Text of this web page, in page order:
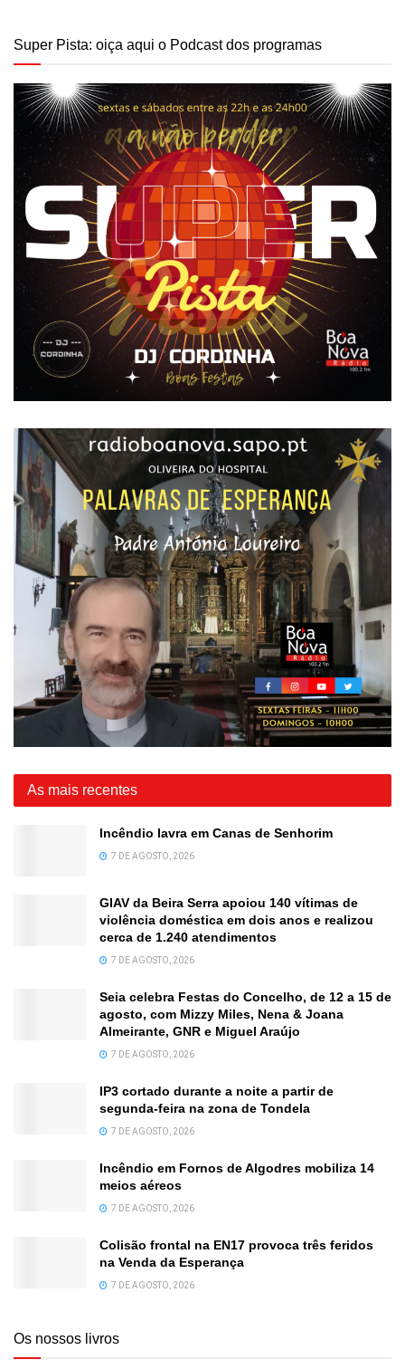
Super Pista: oiça aqui o Podcast dos programas
As mais recentes
Incêndio lavra em Canas de Senhorim
7 DE AGOSTO, 2026
GIAV da Beira Serra apoiou 140 vítimas de
violência doméstica em dois anos e realizou
cerca de 1.240 atendimentos
7 DE AGOSTO, 2026
Seia celebra Festas do Concelho, de 12 a 15 de
agosto, com Mizzy Miles, Nena & Joana
Almeirante, GNR e Miguel Araújo
7 DE AGOSTO, 2026
IP3 cortado durante a noite a partir de
segunda-feira na zona de Tondela
7 DE AGOSTO, 2026
Incêndio em Fornos de Algodres mobiliza 14
meios aéreos
7 DE AGOSTO, 2026
Colisão frontal na EN17 provoca três feridos
na Venda da Esperança
7 DE AGOSTO, 2026
Os nossos livros